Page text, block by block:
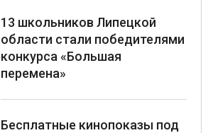
13 школьников Липецкой
области стали победителями
конкурса «Большая
перемена»
Бесплатные кинопоказы под